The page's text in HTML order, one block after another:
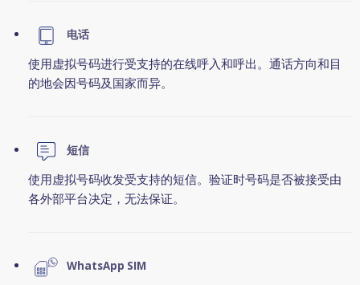
电话
使用虚拟号码进行受支持的在线呼入和呼出。通话方向和目
的地会因号码及国家而异。
短信
使用虚拟号码收发受支持的短信。验证时号码是否被接受由
各外部平台决定，无法保证。
WhatsApp SIM